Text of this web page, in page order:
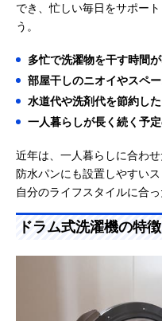
でき、忙しい毎日をサポー
う。
多忙で洗濯物を干す時間
部屋干しのニオイやスペ
水道代や洗剤代を節約し
一人暮らしが長く続く予
近年は、一人暮らしに合わ
防水パンにも設置しやすい
自分のライフスタイルに合
ドラム式洗濯機の特徴